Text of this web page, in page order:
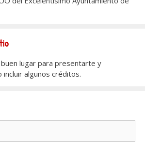
lugar para presentarte y
algunos créditos.